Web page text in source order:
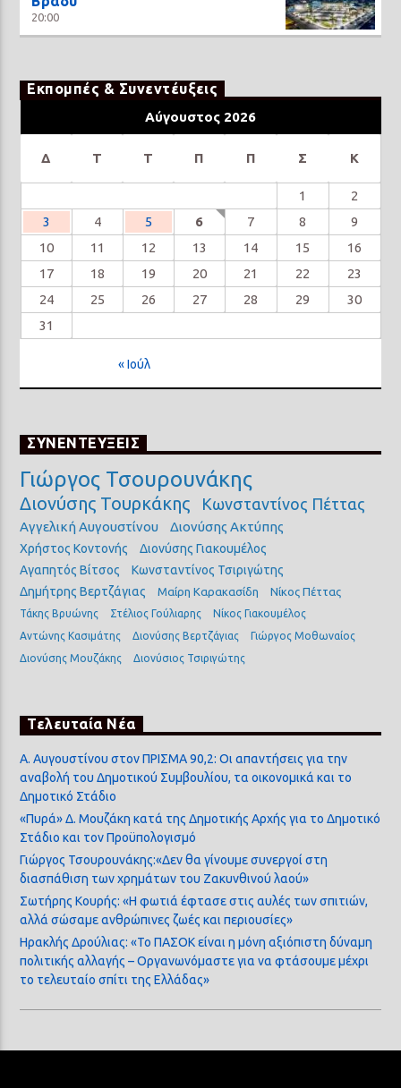
20:00
Εκπομπές & Συνεντέυξεις
Αύγουστος 2026
Δ Τ Τ Π Π Σ Κ
1
2
3
4 5 6 7 8
9
10
11 12 13 14 15
16
17
18 19 20 21 22
23
24
25 26 27 28 29
30
31
« Ιούλ
ΣΥΝΕΝΤΕΥΞΕΙΣ
Γιώργος Τσουρουνάκης
Διονύσης Τουρκάκης Κωνσταντίνος Πέττας
Αγγελική Αυγουστίνου Διονύσης Ακτύπης
Χρήστος Κοντονής
Διονύσης Γιακουμέλος
Αγαπητός Βίτσος
Κωνσταντίνος Τσιριγώτης
Δημήτρης Βερτζάγιας
Μαίρη Καρακασίδη Νίκος Πέττας
Τάκης Βρυώνης Στέλιος Γούλιαρης
Νίκος Γιακουμέλος
Αντώνης Κασιμάτης
Διονύσης Βερτζάγιας
Γιώργος Μοθωναίος
Διονύσης Μουζάκης
Διονύσιος Τσιριγώτης
Τελευταία Νέα
Α. Αυγουστίνου στον ΠΡΙΣΜΑ 90,2: Οι απαντήσεις για την
αναβολή του Δημοτικού Συμβουλίου, τα οικονομικά και το
Δημοτικό Στάδιο
«Πυρά» Δ. Μουζάκη κατά της Δημοτικής Αρχής για το Δημοτικό
Στάδιο και τον Προϋπολογισμό
Γιώργος Τσουρουνάκης:«Δεν θα γίνουμε συνεργοί στη
διασπάθιση των χρημάτων του Ζακυνθινού λαού»
Σωτήρης Κουρής: «Η φωτιά έφτασε στις αυλές των σπιτιών,
αλλά σώσαμε ανθρώπινες ζωές και περιουσίες»
Ηρακλής Δρούλιας: «Το ΠΑΣΟΚ είναι η μόνη αξιόπιστη δύναμη
πολιτικής αλλαγής – Οργανωνόμαστε για να φτάσουμε μέχρι
το τελευταίο σπίτι της Ελλάδας»